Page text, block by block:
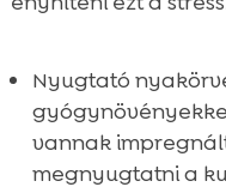
Nyugtató
vannak
megnyugtatni a